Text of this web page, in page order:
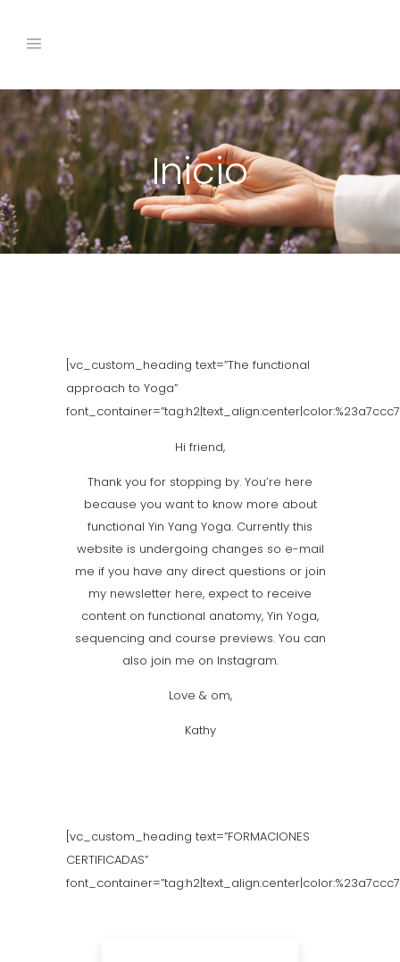
Inicio
[vc_custom_heading text=”The functional
approach to Yoga”
Hi friend,
Thank you for stopping by. You’re here
because you want to know more about
functional Yin Yang Yoga. Currently this
website is undergoing changes so e-mail
me if you have any direct questions or join
my newsletter here, expect to receive
content on functional anatomy, Yin Yoga,
sequencing and course previews. You can
also join me on Instagram.
Love & om,
Kathy
[vc_custom_heading text=”FORMACIONES
CERTIFICADAS”